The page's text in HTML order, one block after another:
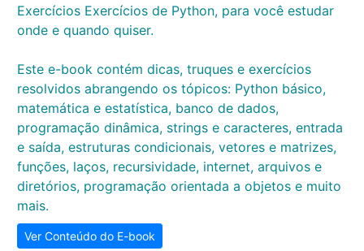
Exercícios Exercícios de Python, para você estudar
onde e quando quiser.
Este e-book contém dicas, truques e exercícios
resolvidos abrangendo os tópicos: Python básico,
matemática e estatística, banco de dados,
programação dinâmica, strings e caracteres, entrada
e saída, estruturas condicionais, vetores e matrizes,
funções, laços, recursividade, internet, arquivos e
diretórios, programação orientada a objetos e muito
mais.
Ver Conteúdo do E-book